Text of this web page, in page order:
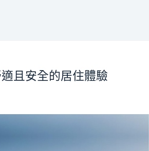
且安全的居住體驗